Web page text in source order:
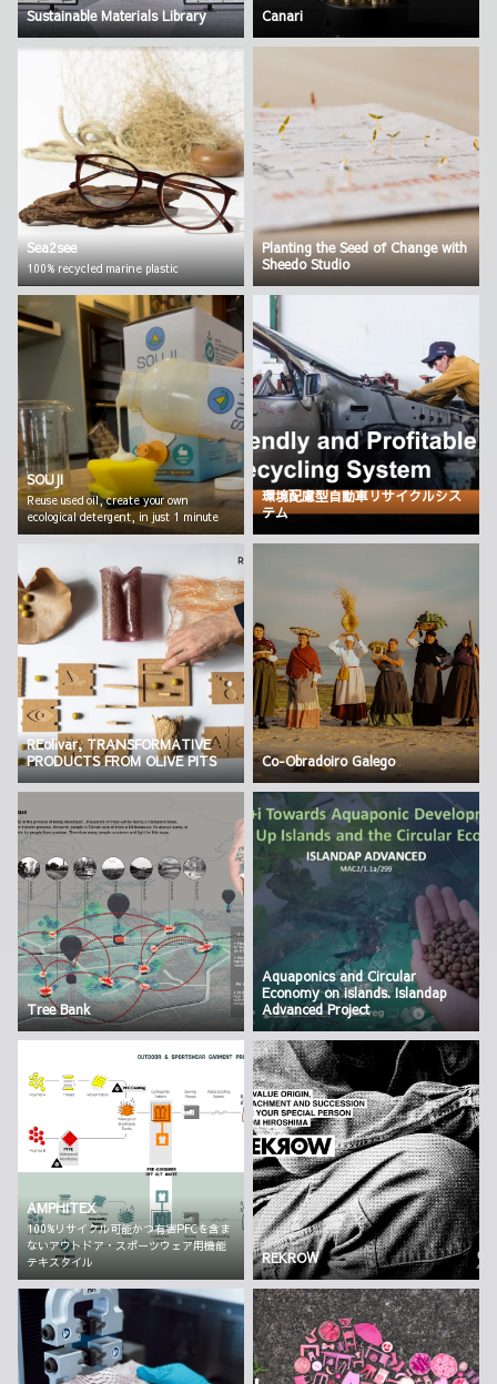
Sustainable Materials Library Canari
Sea2see
100% recycled marine plastic
Planting the Seed of Change with
Sheedo Studio
SOUJI
Reuse used oil, create your own
ecological detergent, in just 1 minute
環境配慮型自動車リサイクルシス
テム
REolivar, TRANSFORMATIVE
PRODUCTS FROM OLIVE PITS
Co-Obradoiro Galego
Tree Bank
Aquaponics and Circular
Economy on islands. Islandap
Advanced Project
AMPHITEX
100%リサイクル可能かつ有害PFCを含ま
ないアウトドア・スポーツウェア用機能
テキスタイル
REKROW